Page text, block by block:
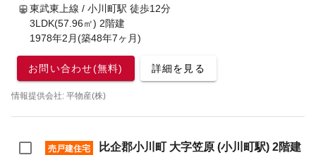
東武東上線 / 小川町駅 徒歩12分
3LDK(57.96㎡) 2階建
1978年2月(築48年7ヶ月)
お問い合わせ(無料) 詳細を見る
情報提供会社: 平物産(株)
売戸建住宅
比企郡小川町 大字笠原 (小川町駅) 2階建